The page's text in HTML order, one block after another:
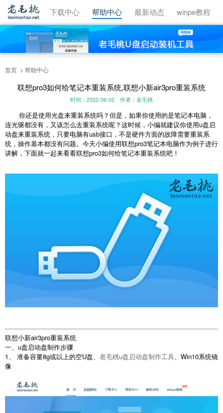
视频教程 下载中心 帮助中心 最新动态 winpe教程
首页 帮助中心
联想pro3如何给笔记本重装系统,联想小新air3pro重装系统
时间：2022-06-02 作者：老毛桃
你还是使用光盘来重装系统吗？但是，如果你使用的是笔记本电脑，
连光驱都没有，又该怎么去重装系统呢？这时候，小编就建议你使用u盘启
动盘来重装系统，只要电脑有usb接口，不是硬件方面的故障需要重装系
统，操作基本都没有问题。今天小编使用联想pro3笔记本电脑作为例子进行
讲解，下面就一起来看看联想pro3如何给笔记本重装系统吧！
联想小新air3pro重装系统
一、u盘启动盘制作步骤
1、 准备容量8g或以上的空U盘、 老毛桃u盘启动盘制作工具、Win10系统镜
像